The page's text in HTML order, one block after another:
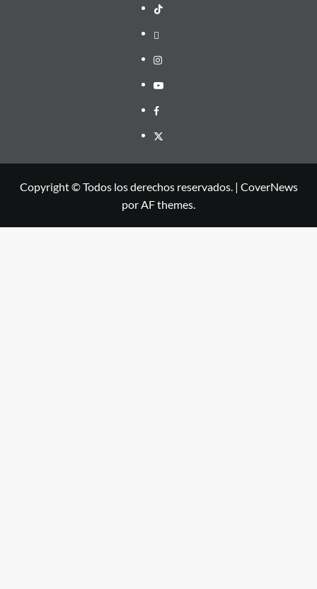
TikTok
threads
Instagram
Youtube
Facebook
X
Copyright © Todos los derechos reservados. | CoverNews
por AF themes.